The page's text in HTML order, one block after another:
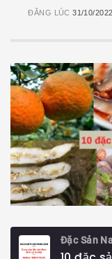
ĐĂNG LÚC31/10/2022
Đặc Sản